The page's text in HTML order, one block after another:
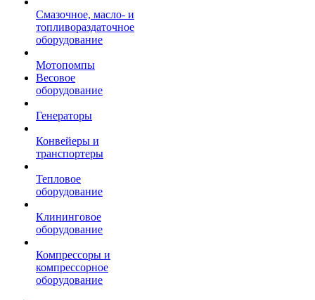
Смазочное, масло- и
топливораздаточное
оборудование
Мотопомпы
Весовое
оборудование
Генераторы
Конвейеры и
транспортеры
Тепловое
оборудование
Клининговое
оборудование
Компрессоры и
компрессорное
оборудование